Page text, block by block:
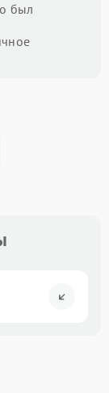
был